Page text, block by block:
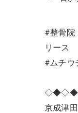
#整骨
リース
#ムチ
京成津